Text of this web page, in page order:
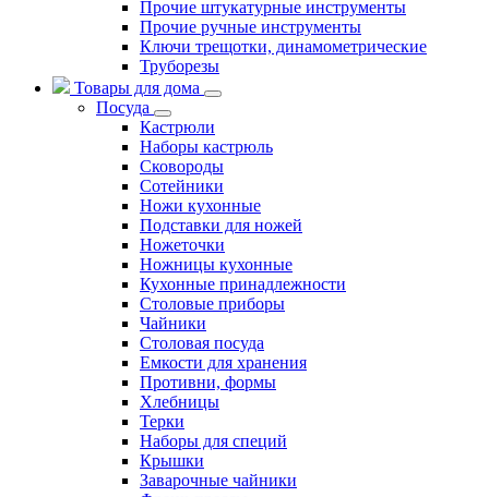
Прочие штукатурные инструменты
Прочие ручные инструменты
Ключи трещотки, динамометрические
Труборезы
Товары для дома
Посуда
Кастрюли
Наборы кастрюль
Сковороды
Сотейники
Ножи кухонные
Подставки для ножей
Ножеточки
Ножницы кухонные
Кухонные принадлежности
Столовые приборы
Чайники
Столовая посуда
Емкости для хранения
Противни, формы
Хлебницы
Терки
Наборы для специй
Крышки
Заварочные чайники